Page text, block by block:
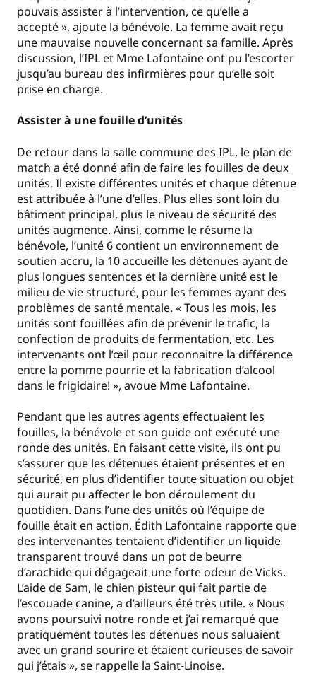
pouvais assister à l’intervention, ce qu’elle a
accepté », ajoute la bénévole. La femme avait reçu
une mauvaise nouvelle concernant sa famille. Après
discussion, l’IPL et Mme Lafontaine ont pu l’escorter
jusqu’au bureau des infirmières pour qu’elle soit
prise en charge.
Assister à une fouille d’unités
De retour dans la salle commune des IPL, le plan de
match a été donné afin de faire les fouilles de deux
unités. Il existe différentes unités et chaque détenue
est attribuée à l’une d’elles. Plus elles sont loin du
bâtiment principal, plus le niveau de sécurité des
unités augmente. Ainsi, comme le résume la
bénévole, l’unité 6 contient un environnement de
soutien accru, la 10 accueille les détenues ayant de
plus longues sentences et la dernière unité est le
milieu de vie structuré, pour les femmes ayant des
problèmes de santé mentale. « Tous les mois, les
unités sont fouillées afin de prévenir le trafic, la
confection de produits de fermentation, etc. Les
intervenants ont l’œil pour reconnaitre la différence
entre la pomme pourrie et la fabrication d’alcool
dans le frigidaire! », avoue Mme Lafontaine.
Pendant que les autres agents effectuaient les
fouilles, la bénévole et son guide ont exécuté une
ronde des unités. En faisant cette visite, ils ont pu
s’assurer que les détenues étaient présentes et en
sécurité, en plus d’identifier toute situation ou objet
qui aurait pu affecter le bon déroulement du
quotidien. Dans l’une des unités où l’équipe de
fouille était en action, Édith Lafontaine rapporte que
des intervenantes tentaient d’identifier un liquide
transparent trouvé dans un pot de beurre
d’arachide qui dégageait une forte odeur de Vicks.
L’aide de Sam, le chien pisteur qui fait partie de
l’escouade canine, a d’ailleurs été très utile. « Nous
avons poursuivi notre ronde et j’ai remarqué que
pratiquement toutes les détenues nous saluaient
avec un grand sourire et étaient curieuses de savoir
qui j’étais », se rappelle la Saint-Linoise.